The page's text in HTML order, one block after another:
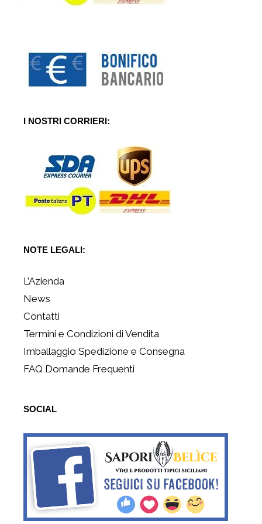
I NOSTRI CORRIERI:
NOTE LEGALI:
L’Azienda
News
Contatti
Termini e Condizioni di Vendita
Imballaggio Spedizione e Consegna
FAQ Domande Frequenti
SOCIAL